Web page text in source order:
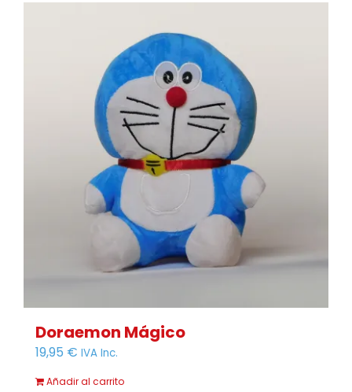
Doraemon Mágico
19,95 € IVA Inc.
Añadir al carrito